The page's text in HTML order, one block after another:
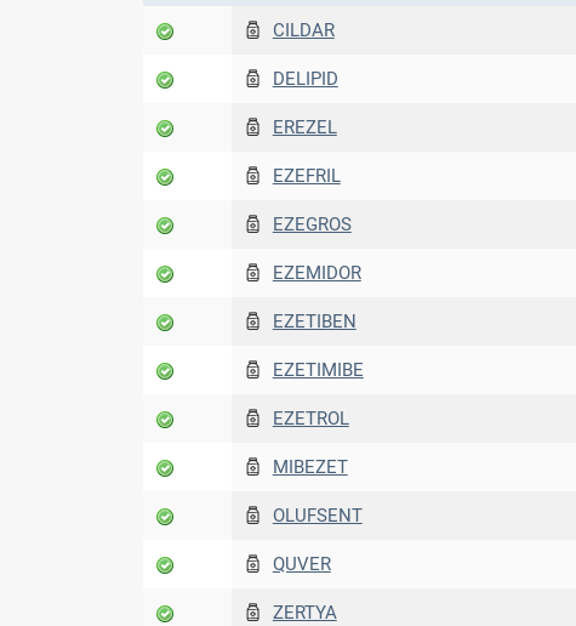
CILDAR
DELIPID
EREZEL
EZEFRIL
EZEGROS
EZEMIDOR
EZETIBEN
EZETIMIBE
EZETROL
MIBEZET
OLUFSENT
QUVER
ZERTYA